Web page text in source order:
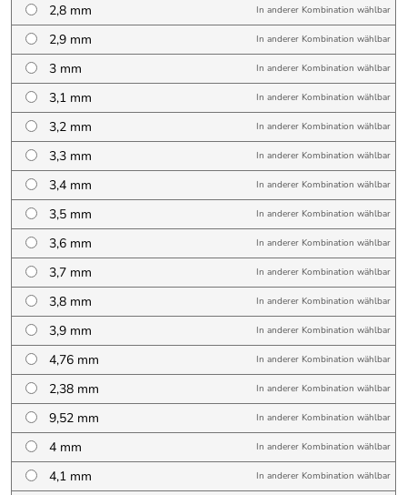
2,8 mm In anderer Kombination wählbar
2,9 mm In anderer Kombination wählbar
3 mm In anderer Kombination wählbar
3,1 mm In anderer Kombination wählbar
3,2 mm In anderer Kombination wählbar
3,3 mm In anderer Kombination wählbar
3,4 mm In anderer Kombination wählbar
3,5 mm In anderer Kombination wählbar
3,6 mm In anderer Kombination wählbar
3,7 mm In anderer Kombination wählbar
3,8 mm In anderer Kombination wählbar
3,9 mm In anderer Kombination wählbar
4,76 mm In anderer Kombination wählbar
2,38 mm In anderer Kombination wählbar
9,52 mm In anderer Kombination wählbar
4 mm In anderer Kombination wählbar
4,1 mm In anderer Kombination wählbar